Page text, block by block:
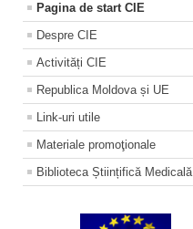
Pagina de start CIE
Despre CIE
Activități CIE
Republica Moldova și UE
Link-uri utile
Materiale promoţionale
Biblioteca Științifică Medicală